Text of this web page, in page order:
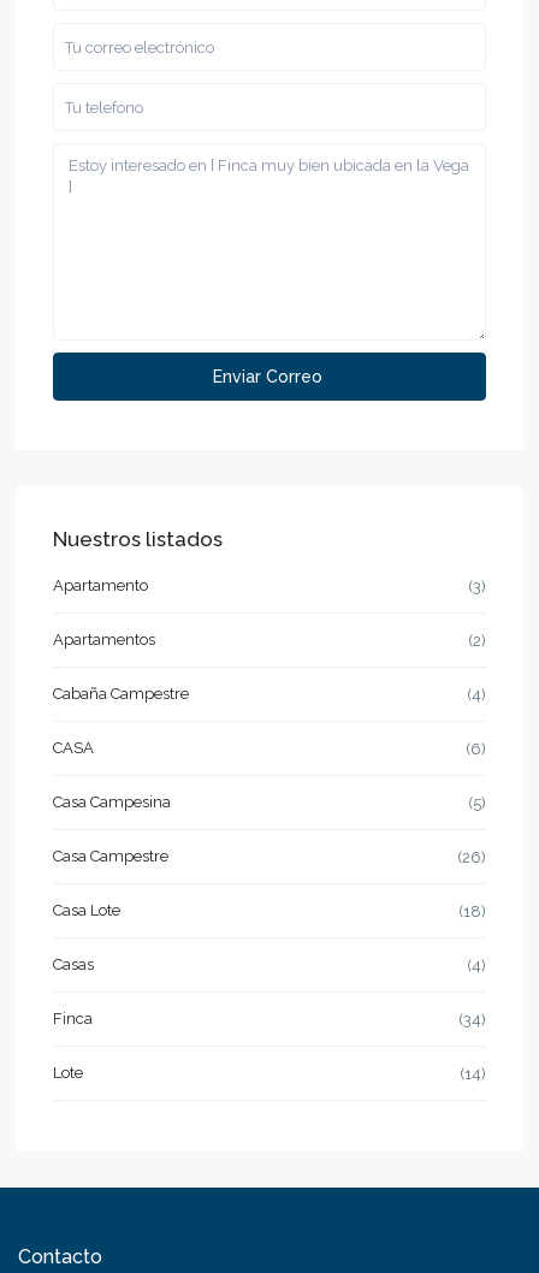
Nuestros listados
Apartamento (3)
Apartamentos (2)
Cabaña Campestre (4)
CASA (6)
Casa Campesina (5)
Casa Campestre (26)
Casa Lote (18)
Casas (4)
Finca (34)
Lote (14)
Contacto